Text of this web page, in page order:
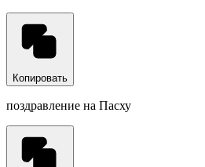
Копировать
поздравление на Пасху